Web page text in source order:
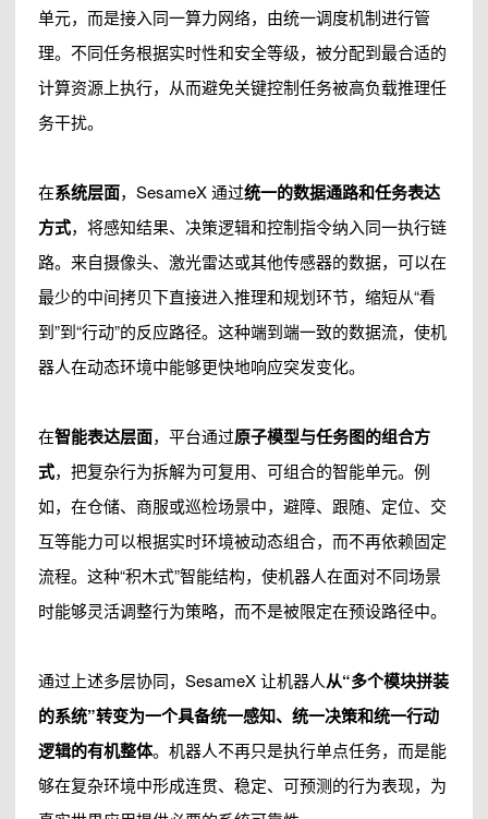
单元，而是接入同一算力网络，由统一调度机制进行管
理。不同任务根据实时性和安全等级，被分配到最合适的
计算资源上执行，从而避免关键控制任务被高负载推理任
务干扰。
在系统层面，SesameX 通过统一的数据通路和任务表达
方式，将感知结果、决策逻辑和控制指令纳入同一执行链
路。来自摄像头、激光雷达或其他传感器的数据，可以在
最少的中间拷贝下直接进入推理和规划环节，缩短从“看
到”到“行动”的反应路径。这种端到端一致的数据流，使机
器人在动态环境中能够更快地响应突发变化。
在智能表达层面，平台通过原子模型与任务图的组合方
式，把复杂行为拆解为可复用、可组合的智能单元。例
如，在仓储、商服或巡检场景中，避障、跟随、定位、交
互等能力可以根据实时环境被动态组合，而不再依赖固定
流程。这种“积木式”智能结构，使机器人在面对不同场景
时能够灵活调整行为策略，而不是被限定在预设路径中。
通过上述多层协同，SesameX 让机器人从“多个模块拼装
的系统”转变为一个具备统一感知、统一决策和统一行动
逻辑的有机整体。机器人不再只是执行单点任务，而是能
够在复杂环境中形成连贯、稳定、可预测的行为表现，为